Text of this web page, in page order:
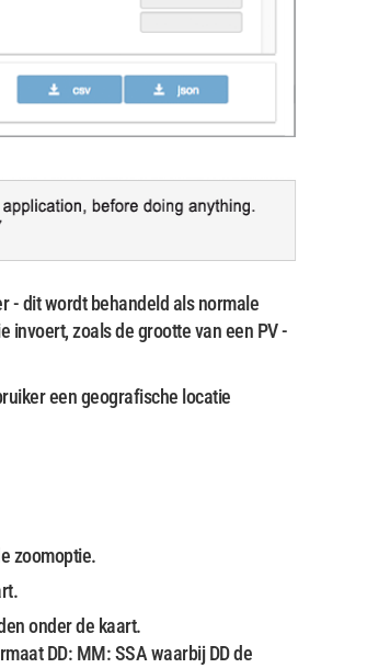
- dit wordt behandeld als normale
zoals de grootte van een PV -
een geografische locatie
zoomoptie.
onder de kaart.
DD: MM: SSA waarbij DD de